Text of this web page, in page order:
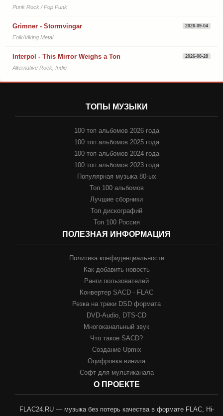
Punk Rock / Pop Punk
Grimner - Stormvingar 2026-09-04
Folk/Viking Metal
Interpol - This Mirror Weighs a Ton 2026-08-28
Alternative Rock, Indie
ТОПЫ МУЗЫКИ
100 топ альбомов 2026 года
100 топ альбомов 2025 года
100 топ альбомов 2024 года
100 топ альбомов 2023 года
Популярная музыка 80-ых
Топ 100 альбомов
Лучшие сборники
Топ дискографий
Топ 100 Россия
ПОЛЕЗНАЯ ИНФОРМАЦИЯ
Политика конфиденциальности
Как добавить новость
Ранги пользователей
Конвертер SACD - FLAC
Резка на треки DSD формата
DVD-Audio, DTS-CD
Многоканальный звук
Что такое SACD?
Создание Upmix
Оцифровка винила
Софт для мультиканала
О ПРОЕКТЕ
FLAC24.RU — музыка без потерь качества в формате FLAC, Hi-